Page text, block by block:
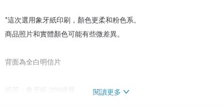
*這次選用象牙紙印刷，顏色更柔和粉色系。
商品照片和實體顏色可能有些微差異。
背面為全白明信片
紙質：象牙紙 200磅厚
閱讀更多